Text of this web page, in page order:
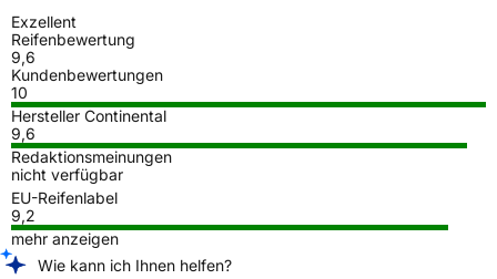
Exzellent
Reifenbewertung
9,6
Kundenbewertungen
10
Hersteller Continental
9,6
Redaktionsmeinungen
nicht verfügbar
EU-Reifenlabel
9,2
mehr anzeigen
Wie kann ich Ihnen helfen?